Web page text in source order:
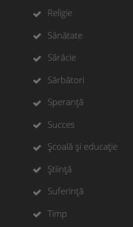
Religie
Sănătate
Sărăcie
Sărbători
Speranță
Succes
Școală și educație
Știință
Suferință
Timp